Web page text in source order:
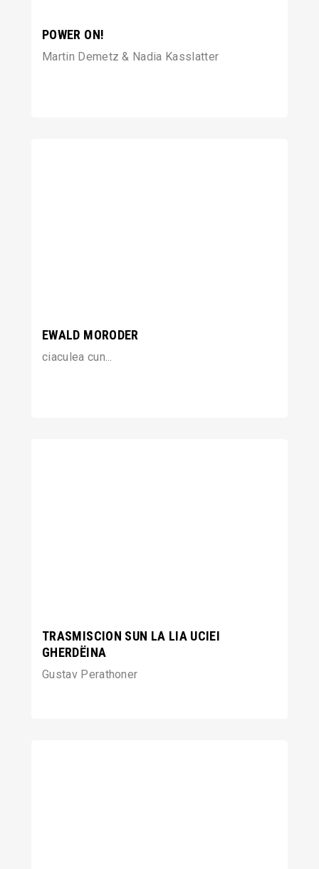
POWER ON!
Martin Demetz & Nadia Kasslatter
EWALD MORODER
ciaculea cun...
TRASMISCION SUN LA LIA UCIEI
GHERDËINA
Gustav Perathoner